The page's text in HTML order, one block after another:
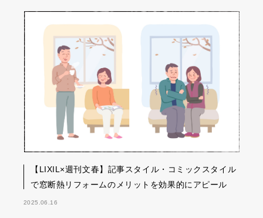
【LIXIL×週刊文春】記事スタイル・コミックスタイル
で窓断熱リフォームのメリットを効果的にアピール
2025.06.16